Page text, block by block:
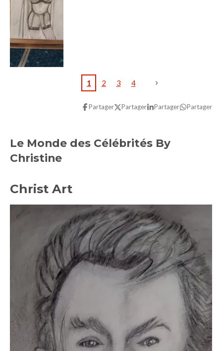
1 2 3 4
Partager Partager Partager Partager
Le Monde des Célébrités By
Christine
Christ Art